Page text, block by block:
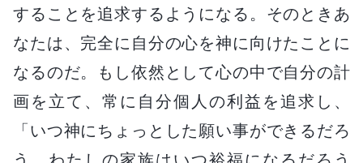
することを追求するようになる。そのときあ
なたは、完全に自分の心を神に向けたことに
なるのだ。もし依然として心の中で自分の計
画を立て、常に自分個人の利益を追求し、
「いつ神にちょっとした願い事ができるだろ